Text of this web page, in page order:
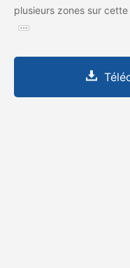
plusieurs zones sur